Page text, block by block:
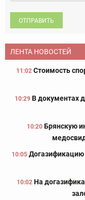
ОТПРАВИТЬ
ЛЕНТА НОВОСТЕЙ
11:02 Стоимость
10:29 В документах
10:20 Брянскую
10:05 Догазификацию
10:02 На